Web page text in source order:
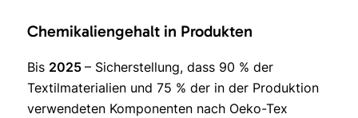
Chemikaliengehalt in Produkten
Bis 2025– Sicherstellung, dass 90 % der
Textilmaterialien und 75 % der in der Produktion
verwendeten Komponenten nach Oeko-Tex